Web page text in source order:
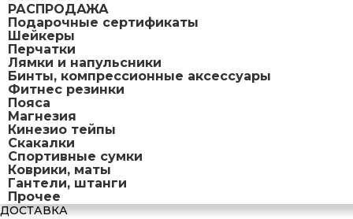
РАСПРОДАЖА
Подарочные сертификаты
Шейкеры
Перчатки
Лямки и напульсники
Бинты, компрессионные аксессуары
Фитнес резинки
Пояса
Магнезия
Кинезио тейпы
Скакалки
Спортивные сумки
Коврики, маты
Гантели, штанги
Прочее
ДОСТАВКА